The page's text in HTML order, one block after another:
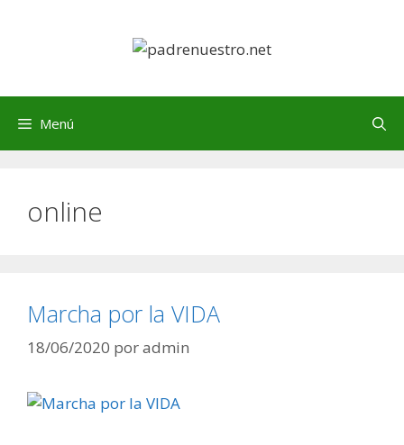
Menú
online
Marcha por la VIDA
18/06/2020 poradmin